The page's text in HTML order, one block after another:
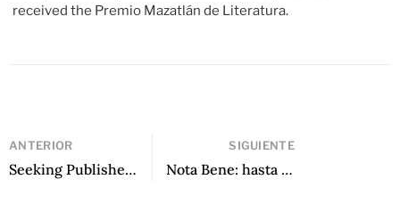
received the Premio Mazatlán de Literatura.
ANTERIOR
Seeking Publisher: from Rain Comes at Night
SIGUIENTE
Nota Bene: hasta México y más allá